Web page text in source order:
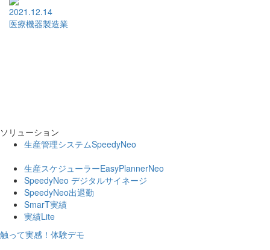
2021.12.14
医療機器製造業
ソリューション
生産管理システムSpeedyNeo
生産スケジューラーEasyPlannerNeo
SpeedyNeo デジタルサイネージ
SpeedyNeo出退勤
SmarT実績
実績Lite
触って実感！体験デモ